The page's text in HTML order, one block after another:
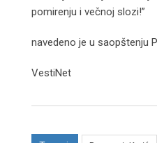
pomirenju i večnoj slozi!”
navedeno je u saopštenju
VestiNet